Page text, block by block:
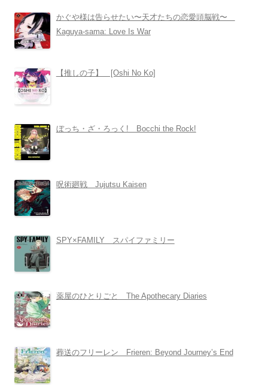
かぐや様は告らせたい〜天才たちの恋愛頭脳戦〜
Kaguya-sama: Love Is War
【推しの子】 [Oshi No Ko]
ぼっち・ざ・ろっく! Bocchi the Rock!
呪術廻戦 Jujutsu Kaisen
SPY×FAMILY スパイファミリー
薬屋のひとりごと The Apothecary Diaries
葬送のフリーレン Frieren: Beyond Journey’s End